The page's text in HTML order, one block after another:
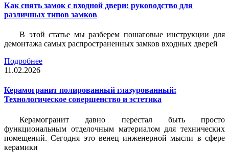
Как снять замок с входной двери: руководство для
различных типов замков
В этой статье мы разберем пошаговые инструкции для
демонтажа самых распространенных замков входных дверей
Подробнее
11.02.2026
Керамогранит полированный глазурованный:
Технологическое совершенство и эстетика
Керамогранит давно перестал быть просто
функциональным отделочным материалом для технических
помещений. Сегодня это венец инженерной мысли в сфере
керамики